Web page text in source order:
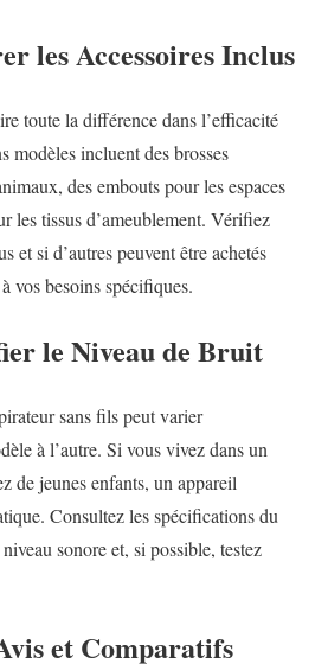
les Accessoires Inclus
toute la différence dans l’efficacité
modèles incluent des brosses
des embouts pour les espaces
les tissus d’ameublement. Vérifiez
et si d’autres peuvent être achetés
vos besoins spécifiques.
le Niveau de Bruit
sans fils peut varier
à l’autre. Si vous vivez dans un
de jeunes enfants, un appareil
Consultez les spécifications du
sonore et, si possible, testez
et Comparatifs